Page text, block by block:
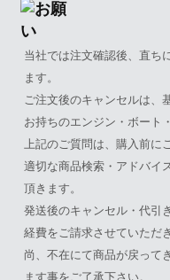
当社では注文確認後、直ち
ます。
ご注文後のキャンセルは、
お持ちのエンジン・ボート
上記のご質問は、購入前に
適切な商品検索・アドバイ
頂きます。
発送後のキャンセル・代引
経費をご請求させていただ
尚、不在にて商品が戻って
ます事をご了承下さい。